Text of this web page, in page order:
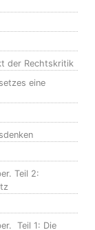
der Rechtskritik
eine
Teil 2:
Teil 1: Die